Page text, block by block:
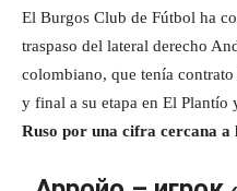
El Burgos Club de Fútbol ha
traspaso del lateral derecho
colombiano, que tenía
y final a su etapa en El Plantío
Ruso por una cifra cercana a